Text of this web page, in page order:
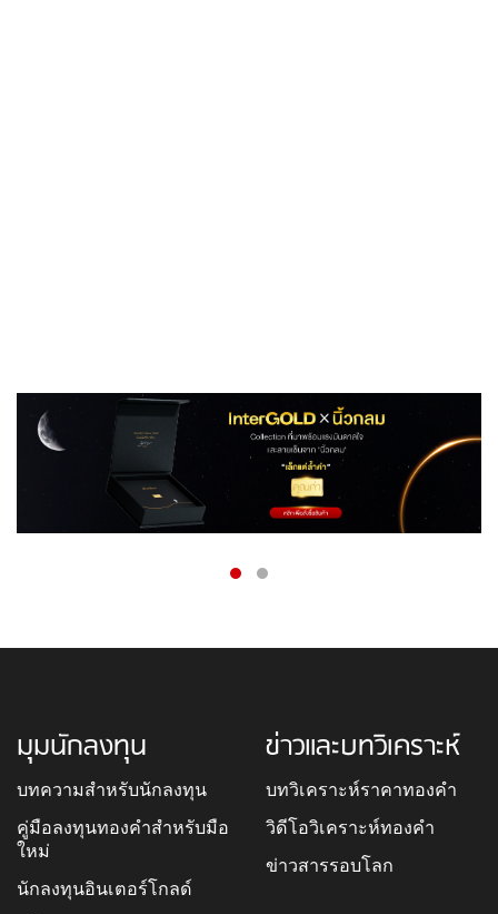
มุมนักลงทุน
บทความสำหรับนักลงทุน
คู่มือลงทุนทองคำสำหรับมือ
ใหม่
นักลงทุนอินเตอร์โกลด์
ข่าวและบทวิเคราะห์
บทวิเคราะห์ราคาทองคำ
วิดีโอวิเคราะห์ทองคำ
ข่าวสารรอบโลก